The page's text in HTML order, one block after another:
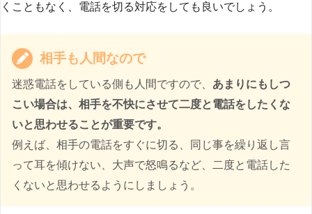
くこともなく、電話を切る対応をしても良いでしょう。
相手も人間なので
迷惑電話をしている側も人間ですので、 あまりにもしつ
こい場合は、相手を不快にさせて二度と電話をしたくな
いと思わせることが重要です。
例えば、相手の電話をすぐに切る、同じ事を繰り返し言
って耳を傾けない、大声で怒鳴るなど、二度と電話した
くないと思わせるようにしましょう。